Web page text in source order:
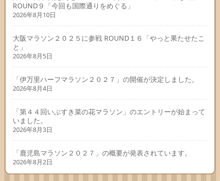
ROUND９「今回も国際通りをめぐる」
2026年8月10日
大阪マラソン２０２５に参戦 ROUND１６「やっと果たせたこ
と」
2026年8月5日
「伊万里ハーフマラソン２０２７」の開催が決定しました。
2026年8月4日
「第４４回いぶすき菜の花マラソン」のエントリーが始まって
いました。
2026年8月3日
「鹿児島マラソン２０２７」の概要が発表されています。
2026年8月2日